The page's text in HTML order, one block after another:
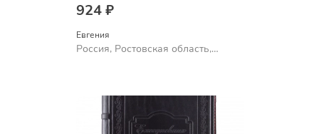
924 ₽
Евгения
Россия, Ростовская область,